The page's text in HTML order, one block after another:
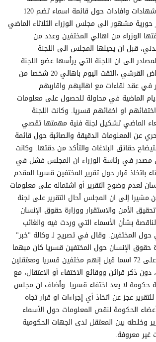
جلسات استماع الى شهادات وافادات حول قائمة اسماء تضم 120
مشهور الى مجلس الوزراء الثلاثاء الماضي
الوزراء من اهالي المختفين وعدد من
قبل ان يحيلها المجلس الى اللجنة
الى ان اللجنة التي يرأسها عضو اللجنة
العسكرية الدكتور رياض القرشي ،التقت اليوم باهالي 20 شخصا من
في عقد لقاءات مع اهاليهم واقاربهم
الماضية في محاولة للحصول على معلومات
او اخفائهم قسريا. وكانت اللجنة
الماضي تشكيل لجنة فنية مهمتها تقصي
عن المعلومات الدقيقة والصائبة حول قائمة
حقائق البلاغات والتأكد من دقتها. وكانت
مصدر في رئاسة الوزراء ان المجلس فشل في
باتخاذ قرار حول تقرير المختفين قسريا المقدم
لعدم وضوح التقرير أو اشتماله على معلومات
إلى ان المجلس أحال التقرير على لجنة
الأمن والاستقرار ووزارة حقوق الإنسان
بشأن الأسماء التي وردت فيه والغائب
حول المختفين. وقال في تصريح لـ وكالة "خبر"
حقوق الإنسان حول المختفين قسريا كان مبهما
وغير واضح واشتمل على 72 اسما قيل إنهم مختفين قسريا ومعتقلين
ذكر قرائن ووقائع الاختفاء أو الاعتقال، مع
حكومة لا يعد اختفاء قسريا. وأضاف ان مجلس
عجز عن اتخاذ أي إجراءات او قرار تجاه
أعضاء الحكومة لنقص المعلومات حول الأسماء
وخلطه بين المعتقل لدى الجهات الحكومية
معروفة.